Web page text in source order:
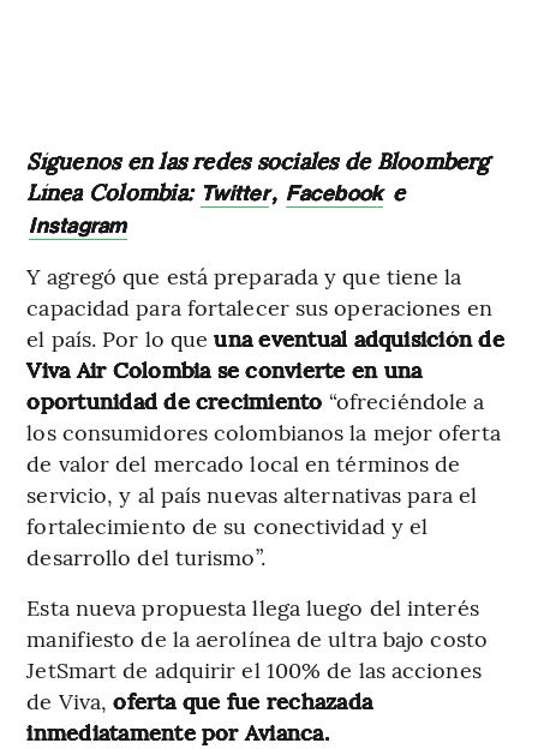
Síguenos en las redes sociales de Bloomberg
Línea Colombia: Twitter, Facebook e
Instagram
Y agregó que está preparada y que tiene la
capacidad para fortalecer sus operaciones en
el país. Por lo queuna eventual adquisición de
Viva Air Colombia se convierte en una
oportunidad de crecimiento “ofreciéndole a
los consumidores colombianos la mejor oferta
de valor del mercado local en términos de
servicio, y al país nuevas alternativas para el
fortalecimiento de su conectividad y el
desarrollo del turismo”.
Esta nueva propuesta llega luego del interés
manifiesto de la aerolínea de ultra bajo costo
JetSmart de adquirir el 100% de las acciones
de Viva,oferta que fue rechazada
inmediatamente por Avianca.